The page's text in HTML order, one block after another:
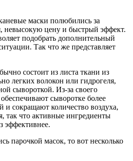
маски полюбились за
невысокую цену и быстрый эффект.
подобрать дополнительный
Так что же представляет
состоит из листа ткани из
легких волокон или гидрогеля,
сывороткой. Из-за своего
сыворотке более
и сокращают количество воздуха,
так что активные ингредиенты
эффективнее.
парочкой масок, то вот несколько